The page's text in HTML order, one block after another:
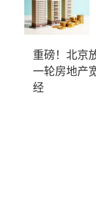
重磅！北京
一轮房地产
经